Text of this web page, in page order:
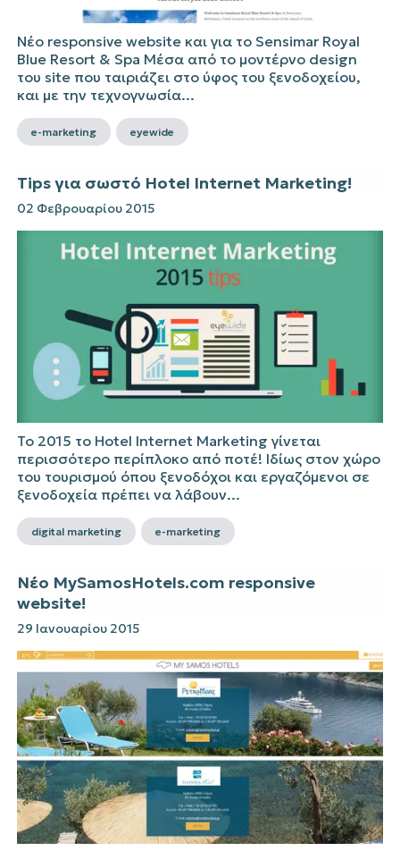
Νέο responsive website και για το Sensimar Royal
Blue Resort & Spa Μέσα από το μοντέρνο design
του site που ταιριάζει στο ύφος του ξενοδοχείου,
και με την τεχνογνωσία...
e-marketing eyewide
Tips για σωστό Hotel Internet Marketing!
02 Φεβρουαρίου 2015
Το 2015 το Hotel Internet Marketing γίνεται
περισσότερο περίπλοκο από ποτέ! Ιδίως στον χώρο
του τουρισμού όπου ξενοδόχοι και εργαζόμενοι σε
ξενοδοχεία πρέπει να λάβουν...
digital marketing e-marketing
Νέο MySamosHotels.com responsive
website!
29 Ιανουαρίου 2015